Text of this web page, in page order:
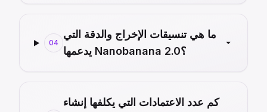
04
ما هي تنسيقات الإخراج والدقة التي
يدعمها Nanobanana 2.0؟
كم عدد الاعتمادات التي يكلفها إنشاء